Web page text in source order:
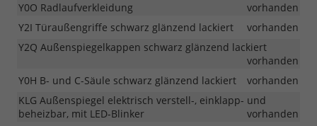
Y0O Radlaufverkleidung
vorhanden
Y2I Türaußengriffe schwarz glänzend lackiert
vorhanden
Y2Q Außenspiegelkappen schwarz glänzend lackiert
vorhanden
Y0H B- und C-Säule schwarz glänzend lackiert
vorhanden
KLG Außenspiegel elektrisch verstell-, einklapp- und
beheizbar, mit LED-Blinker
vorhanden